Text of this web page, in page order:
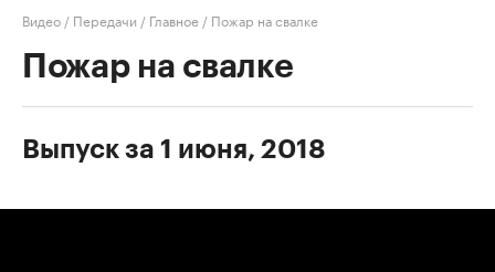
Видео / Передачи / Главное / Пожар на свалке
Пожар на свалке
Выпуск за 1 июня, 2018